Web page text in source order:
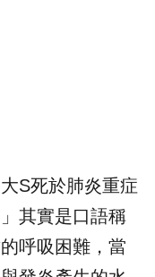
S死於肺炎重症
其實是口語稱
呼吸困難，當